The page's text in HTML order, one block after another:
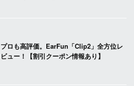
プロも高評価。EarFun「Clip2」全方位レ
ビュー！【割引クーポン情報あり】